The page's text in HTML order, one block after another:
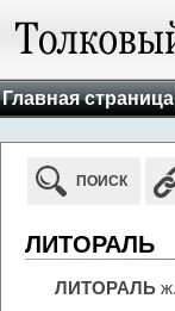
Главная
ПОИСК
ЛИТОРАЛЬ
ЛИТОРАЛЬ